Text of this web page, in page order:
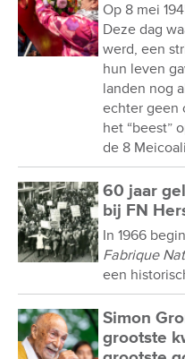
Op 8 mei
Deze dag
werd, een
hun leven
landen nog
echter geen
het “beest”
de 8
60 jaar
bij FN
In 1966
Fabrique
een
Simon
grootste